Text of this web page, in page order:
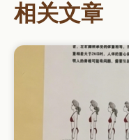
相关文章